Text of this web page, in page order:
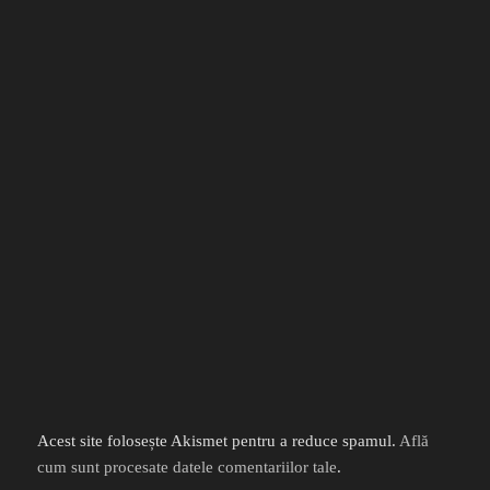
Acest site folosește Akismet pentru a reduce spamul. Află
cum sunt procesate datele comentariilor tale.